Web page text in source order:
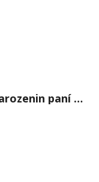
Oslava 101. narozenin paní Věry Skořepové